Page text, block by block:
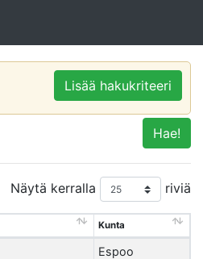
Lisää hakukriteeri
Hae!
Näytä kerralla riviä
Kunta
Espoo